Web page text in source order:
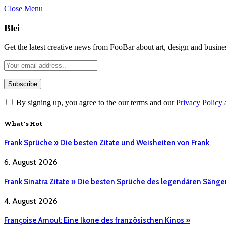
Close Menu
Blei
Get the latest creative news from FooBar about art, design and
By signing up, you agree to the our terms and ourPrivacy Policy
What's Hot
Frank Sprüche » Die besten Zitate und Weisheiten von Frank
6. August 2026
Frank Sinatra Zitate » Die besten Sprüche des legendären
4. August 2026
Françoise Arnoul: Eine Ikone des französischen Kinos »